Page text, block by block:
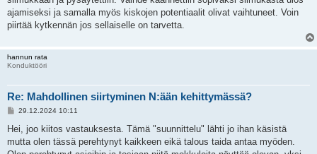
ajamiseksi ja samalla myös kiskojen potentiaalit olivat vaihtuneet. Voin
piirtää kytkennän jos sellaiselle on tarvetta.
hannun rata
Konduktööri
Re: Mahdollinen siirtyminen N:ään kehittymässä?
V
e
t
i
29.12.2024 10:11
Hei, joo kiitos vastauksesta. Tämä "suunnittelu" lähti jo ihan käsistä
mutta olen tässä perehtynyt kaikkeen eikä talous taida antaa myöden.